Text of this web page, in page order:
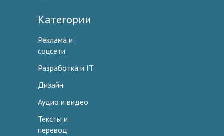
Категории
Реклама и
соцсети
Разработка и IT
Дизайн
Аудио и видео
Тексты и
перевод